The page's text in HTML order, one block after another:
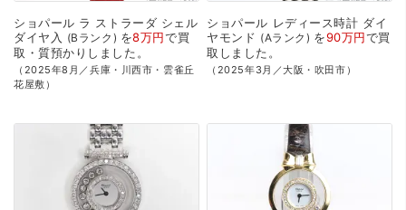
ショパール ラ ストラーダ シェル
ダイヤ入
Bランク を8万円で買
取・質預かり しました。
（2025年8月／兵庫・川西市・雲雀丘
花屋敷）
ショパール レディース時計 ダイ
ヤモンド
Aランク を90万円で買
取 しました。
（2025年3月／大阪・吹田市）